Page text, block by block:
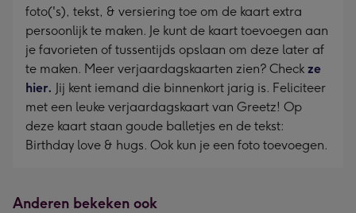
foto('s), tekst, & versiering toe om de kaart extra
persoonlijk te maken. Je kunt de kaart toevoegen aan
je favorieten of tussentijds opslaan om deze later af
te maken. Meer verjaardagskaarten zien? Check ze
hier. Jij kent iemand die binnenkort jarig is. Feliciteer
met een leuke verjaardagskaart van Greetz! Op
deze kaart staan goude balletjes en de tekst:
Birthday love & hugs. Ook kun je een foto toevoegen.
Anderen bekeken ook